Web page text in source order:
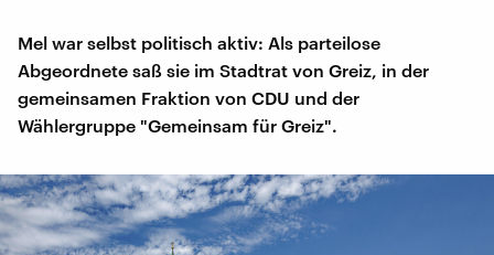
Mel war selbst politisch aktiv: Als parteilose
Abgeordnete saß sie im Stadtrat von Greiz, in der
gemeinsamen Fraktion von CDU und der
Wählergruppe "Gemeinsam für Greiz".